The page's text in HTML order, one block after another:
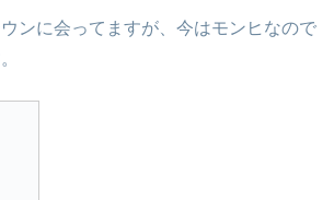
ンに会ってますが、今はモンヒなので